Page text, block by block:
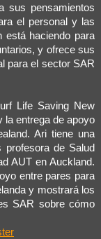
sus pensamientos
el personal y las
está haciendo para
y ofrece sus
para el sector SAR
Life Saving New
la entrega de apoyo
Ari tiene una
de Salud
AUT en Auckland.
entre pares para
y mostrará los
SAR sobre cómo